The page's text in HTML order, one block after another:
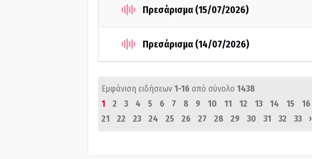
Πρεσάρισμα (15/07/2026)
Πρεσάρισμα (14/07/2026)
Εμφάνιση ειδήσεων1-16 από σύνολο 1438
1
2 3 4 5 6 7 8 9 10 11 12 13 14 15 16
21
22 23 24 25 26 27 28 29 30 31 32 33 ›